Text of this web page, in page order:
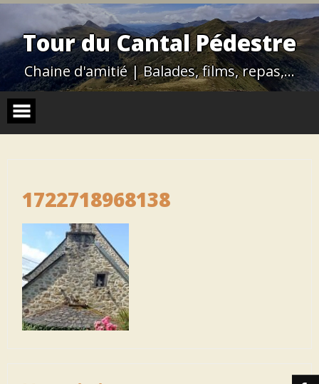
Skip
contentTour du Cantal Pédestre
Chaine d'amitié | Balades, films, repas,…
1722718968138